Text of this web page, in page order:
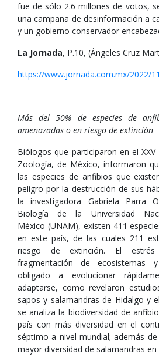
fue de sólo 2.6 millones de votos,
una campaña de desinformación a
y un gobierno conservador
La Jornada, P.10, (Ángeles Cruz
https://www.jornada.com.mx/2022/
Más del 50% de especies de
amenazadas o en riesgo de extinción
Biólogos que participaron en el
Zoología, de México, informaron
las especies de anfibios que
peligro por la destrucción de sus
la investigadora Gabriela Parra
Biología de la Universidad
México (UNAM), existen 411
en este país, de las cuales 211
riesgo de extinción. El
fragmentación de ecosistemas
obligado a evolucionar
adaptarse, como revelaron
sapos y salamandras de Hidalgo y
se analiza la biodiversidad de
país con más diversidad en el
séptimo a nivel mundial; además
mayor diversidad de salamandras en